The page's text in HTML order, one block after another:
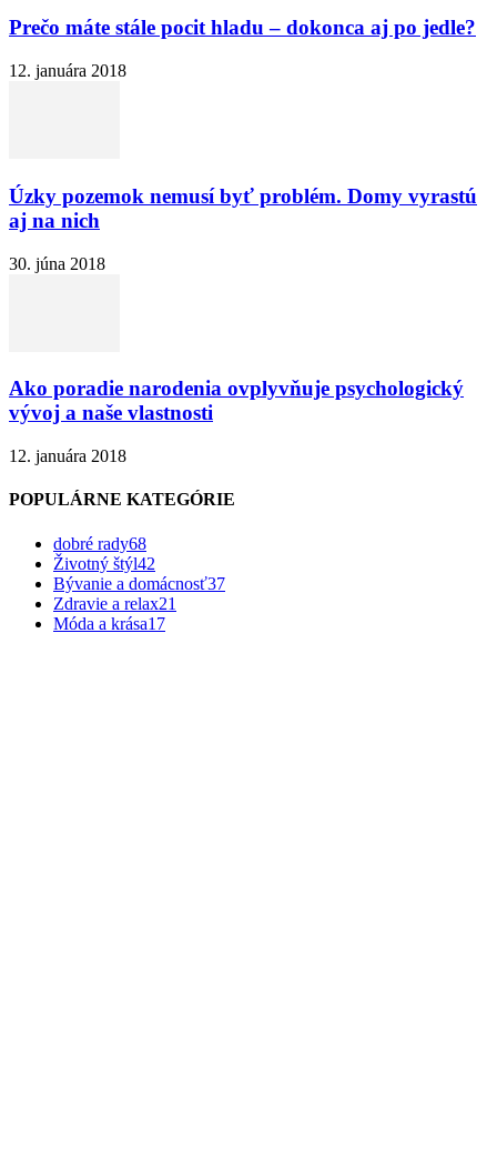
Prečo máte stále pocit hladu – dokonca aj po jedle?
12. januára 2018
Úzky pozemok nemusí byť problém. Domy vyrastú
aj na nich
30. júna 2018
Ako poradie narodenia ovplyvňuje psychologický
vývoj a naše vlastnosti
12. januára 2018
POPULÁRNE KATEGÓRIE
dobré rady68
Životný štýl42
Bývanie a domácnosť37
Zdravie a relax21
Móda a krása17